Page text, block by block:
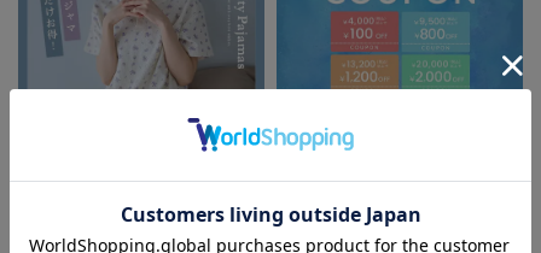
お気に入り商品を確認する